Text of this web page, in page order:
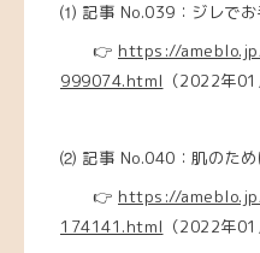
⑴ 記事 No.039：ジレでお
👉 https://
999074.html （2022年01
⑵ 記事 No.040：肌のため
👉 https://
174141.html （2022年01